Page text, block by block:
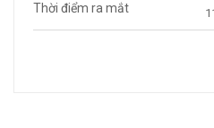
Thời điểm ra mắt